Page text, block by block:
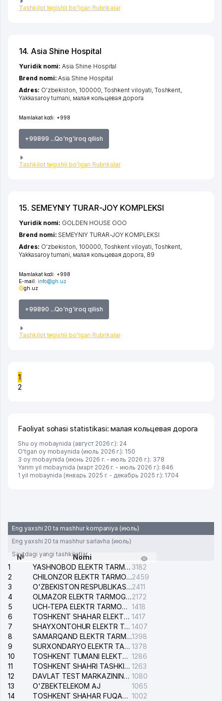
Tashkilot tegishli bo'lgan Rubrikalar
14. Asia Shine Hospital
Mamlakat kodi: +998
+99899 ...Qo'ng'iroq qilish
Tashkilot tegishli bo'lgan Rubrikalar
Yuridik nomi:Asia Shine Hospital
Brend nomi:Asia Shine Hospital
Adres: O'zbekiston, 100000, Toshkent viloyati Toshkent
Yakkasaroy tumani малая кольцевая дорога
15. SEMEYNIY TURAR-JOY KOMPLEKSI
Mamlakat kodi: +998
E-mail: info@gh.uz
gh.uz
+99890 ...Qo'ng'iroq qilish
Tashkilot tegishli bo'lgan Rubrikalar
Yuridik nomi: GOLDEN HOUSE ООО
Brend nomi: SEMEYNIY TURAR-JOY KOMPLEKSI
Adres: O'zbekiston, 100000, Toshkent viloyati, Toshkent,
Yakkasaroy tumani, малая кольцевая дорога, 89
1
2
Faoliyat sohasi statistikasi: малая кольцевая дорога
Shu oy mobaynida (август 2026 г.): 24
O'tgan oy mobaynida (июль 2026 г.): 150
3 oy mobaynida (июнь 2026 г. - июль 2026 г.): 378
Yarim yil mobaynida (март 2026 г. - июль 2026 г.): 846
1 yil mobaynida (январь 2025 г. - декабрь 2025 г.): 1704
Eng yaxshi 20 ta mashhur kompaniya (июль)
Eng yaxshi 20 ta mashhur sarlavha (июль)
Saytdagi yangi tashkilotlar
№
Nomi
1
YASHNOBOD ELEKTR TARMOG'I NOSOZLIKLARI XIZMATI 3182
2
CHILONZOR ELEKTR TARMOG'I NOSOZLIK XIZMATI2459
3
O'ZBEKISTON RESPUBLIKASI BOSH PROKURATURASI ISHONCH TELEFONI2411
4
OLMAZOR ELEKTR TARMOG'I NOSOZLIKLARI XIZMATI2172
5
UCH-TEPA ELEKTR TARMOG'I NOSOZLIKLARI XIZMATI 1418
6
TOSHKENT SHAHAR ELEKTR TARMOQLARI KORXONASI AJ 1417
7
SHAYXONTOHUR ELEKTR TARMOG'I NOSOZLIKLARINI TUZATISH XIZMATI 1407
8
SAMARQAND ELEKTR TARMOQLARI AJ1398
9
SURXONDARYO ELEKTR TARMOQLARI AJ 1378
10
TOSHKENT TUMANI ELEKTR TARMOG'I AVARIYA XIZMATI 1286
11
TOSHKENT SHAHRI TASHKILOT TELEFONLARI HAQIDA MA'LUMOT BYUROSI 1263
12
DAVLAT TEST MARKAZINING ISHONCH TELEFONLARI 1080
13
O'ZBEKTELEKOM AJ
1065
14
TOSHKENT SHAHAR FUQAROLIK ISHLARI BO'YICHA SUDI 1002